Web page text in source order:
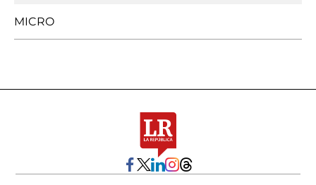
MICRO